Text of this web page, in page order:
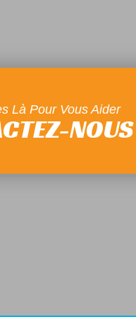
Là Pour Vous Aider
NOUS